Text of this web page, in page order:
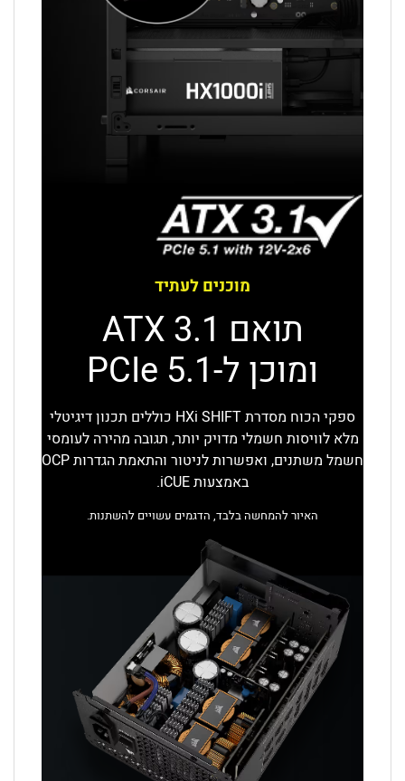
מוכנים לעתיד
תואם ATX 3.1
ומוכן ל-PCIe 5.1
ספקי הכוח מסדרת HXi SHIFT כוללים תכנון דיגיטלי
מלא לוויסות חשמלי מדויק יותר, תגובה מהירה לעומסי
חשמל משתנים, ואפשרות לניטור והתאמת הגדרות OCP
באמצעות iCUE.
האיור להמחשה בלבד, הדגמים עשויים להשתנות.